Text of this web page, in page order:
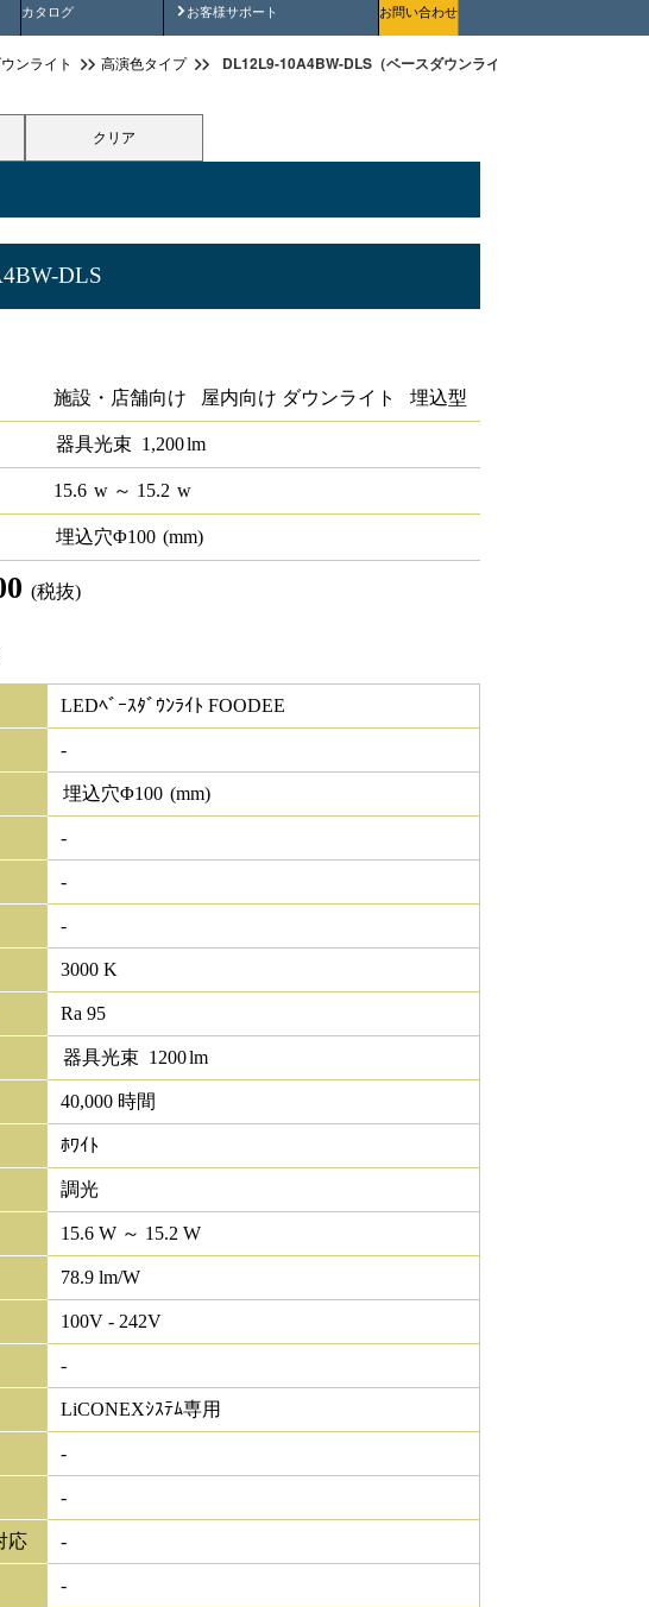
カタログ お客様サポート
安全にご使用いただくためにお問い合わせ
ンライト 高演色タイプ DL12L9-10A4BW-DLS（ベースダウンライト高演色 LiCONEX
クリア
DLS
施設・店舗向け 屋内向け ダウンライト 埋込型
器具光束 1,200lm
15.6 w ～ 15.2 w
埋込穴Φ100 (mm)
(税抜)
LEDﾍﾞｰｽﾀﾞｳﾝﾗｲﾄ FOODEE
-
埋込穴Φ100 (mm)
-
-
-
3000 K
Ra 95
器具光束 1200lm
40,000 時間
ﾎﾜｲﾄ
調光
15.6 W ～ 15.2 W
78.9 lm/W
100V - 242V
-
LiCONEXｼｽﾃﾑ専用
-
-
応 -
-